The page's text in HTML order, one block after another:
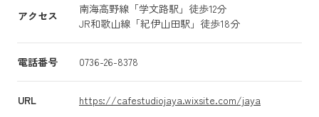
アクセス
南海高野線「学文路駅」徒歩12分
JR和歌山線「紀伊山田駅」徒歩18分
電話番号 0736-26-8378
URL https://cafestudiojaya.wixsite.com/jaya